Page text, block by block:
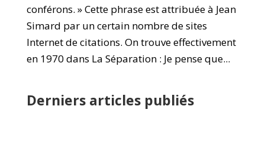
conférons. » Cette phrase est attribuée à Jean
Simard par un certain nombre de sites
Internet de citations. On trouve effectivement
en 1970 dans La Séparation : Je pense que...
Derniers articles publiés